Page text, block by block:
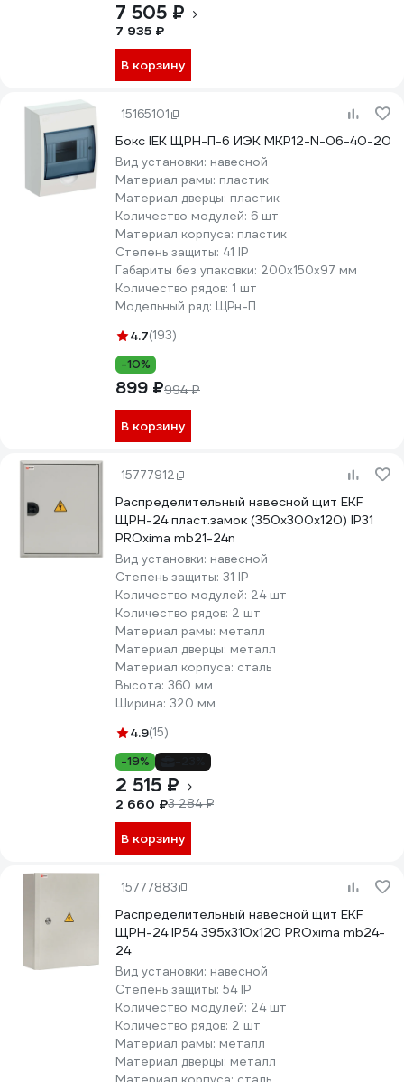
7 505 ₽
7 935 ₽
В корзину
15165101
Бокс IEK ЩРН-П-6 ИЭК MKP12-N-06-40-20
Вид установки: навесной
Материал рамы: пластик
Материал дверцы: пластик
Количество модулей: 6 шт
Материал корпуса: пластик
Степень защиты: 41 IP
Габариты без упаковки: 200х150х97 мм
Количество рядов: 1 шт
Модельный ряд: ЩРн-П
4.7(193)
-10%
899 ₽994 ₽
В корзину
15777912
Распределительный навесной щит EKF
ЩРН-24 пласт.замок (350х300х120) IP31
PROxima mb21-24n
Вид установки: навесной
Степень защиты: 31 IP
Количество модулей: 24 шт
Количество рядов: 2 шт
Материал рамы: металл
Материал дверцы: металл
Материал корпуса: сталь
Высота: 360 мм
Ширина: 320 мм
4.9(15)
-19%
2 515 ₽
2 660 ₽3 284 ₽
В корзину
15777883
Распределительный навесной щит EKF
ЩРН-24 IP54 395x310x120 PROxima mb24-
24
Вид установки: навесной
Степень защиты: 54 IP
Количество модулей: 24 шт
Количество рядов: 2 шт
Материал рамы: металл
Материал дверцы: металл